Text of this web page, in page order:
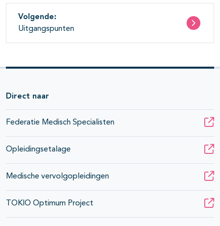
Volgende:
Uitgangspunten
Direct naar
Federatie Medisch Specialisten
Opleidingsetalage
Medische vervolgopleidingen
TOKIO Optimum Project